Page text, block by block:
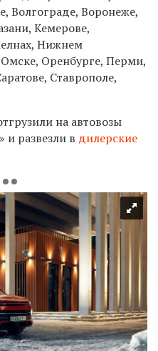
Волгограде, Воронеже,
Кемерове,
Нижнем
Оренбурге, Перми,
Ставрополе,
на автовозы
и развезли в дилерские